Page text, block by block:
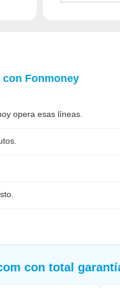
con Fonmoney
opera esas líneas.
con total